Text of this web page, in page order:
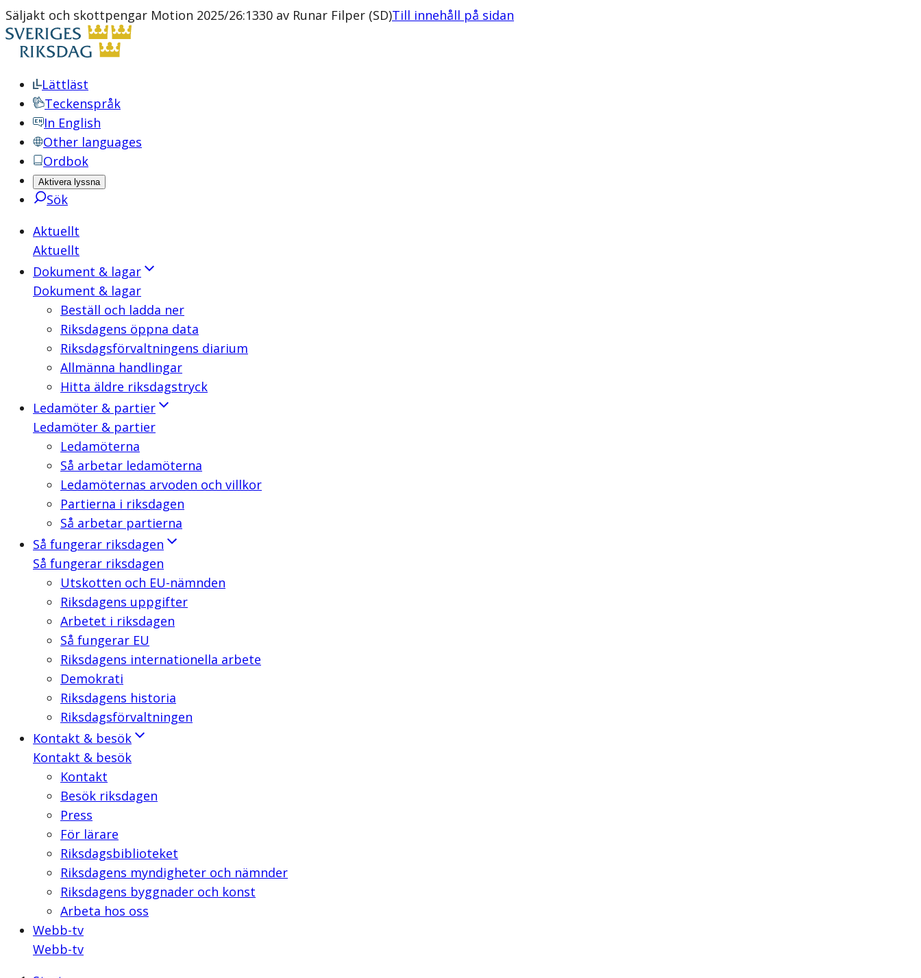
Säljakt och skottpengar Motion 2025/26:1330 av Runar Filper (SD)Till innehåll på sidan
Lättläst
Teckenspråk
In English
Other languages
Ordbok
Aktivera lyssna
Sök
Aktuellt
Aktuellt
Dokument & lagar
Dokument & lagar
Beställ och ladda ner
Riksdagens öppna data
Riksdagsförvaltningens diarium
Allmänna handlingar
Hitta äldre riksdagstryck
Ledamöter & partier
Ledamöter & partier
Ledamöterna
Så arbetar ledamöterna
Ledamöternas arvoden och villkor
Partierna i riksdagen
Så arbetar partierna
Så fungerar riksdagen
Så fungerar riksdagen
Utskotten och EU-nämnden
Riksdagens uppgifter
Arbetet i riksdagen
Så fungerar EU
Riksdagens internationella arbete
Demokrati
Riksdagens historia
Riksdagsförvaltningen
Kontakt & besök
Kontakt & besök
Kontakt
Besök riksdagen
Press
För lärare
Riksdagsbiblioteket
Riksdagens myndigheter och nämnder
Riksdagens byggnader och konst
Arbeta hos oss
Webb-tv
Webb-tv